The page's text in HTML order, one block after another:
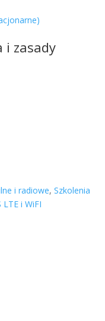
i zasady
i radiowe, Szkolenia
i WiFI